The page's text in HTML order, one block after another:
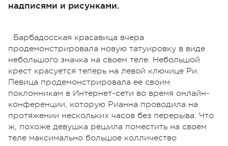
надписями и рисунками.
Барбадосская красавица вчера
продемонстрировала новую татуировку в виде
небольшого значка на своем теле. Небольшой
крест красуется теперь на левой ключице Ри.
Певица продемонстрировала ее своим
поклонникам в Интернет-сети во время онлайн-
конференции, которую Рианна проводила на
протяжении нескольких часов без перерыва. Что
ж, похоже девушка решила поместить на своем
теле максимально большое колличество